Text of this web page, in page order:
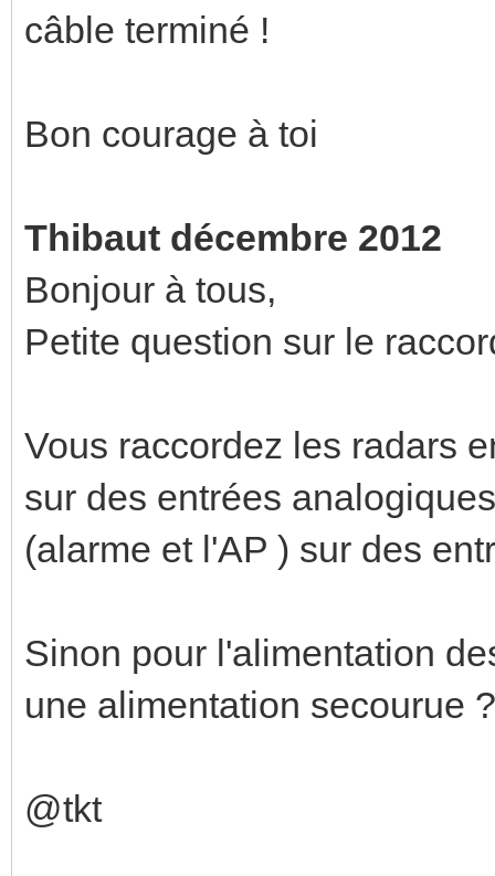
câble terminé !
Bon courage à toi
Thibaut décembre 2012
Bonjour à tous,
Petite question sur le
Vous raccordez les radars
sur des entrées
(alarme et l'AP ) sur des
Sinon pour l'alimentation
une alimentation secourue ?
@tkt